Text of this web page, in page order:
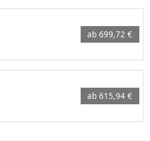
ab 699,72 €
ab 615,94 €